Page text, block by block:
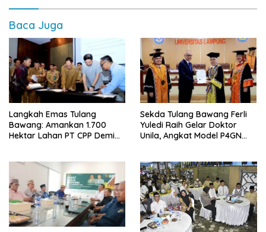
Baca Juga
Langkah Emas Tulang
Bawang: Amankan 1.700
Hektar Lahan PT CPP Demi
Sekda Tulang Bawang Ferli
Yuledi Raih Gelar Doktor
Unila, Angkat Model P4GN